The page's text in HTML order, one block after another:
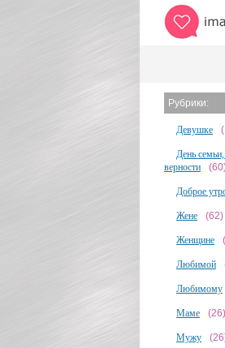
Рубрики:
Девушке
День
верности
Доброе
Жене (62)
Женщине
Любимой
Любимому
Маме (26)
Мужу